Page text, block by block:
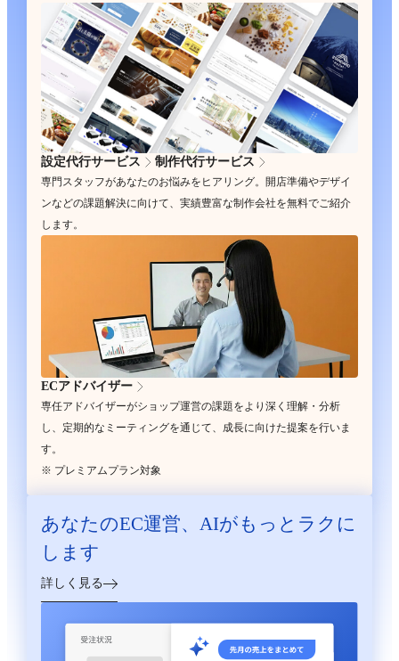
設定代行サービス 制作代行サービス
専門スタッフがあなたのお悩みをヒアリング。開店準備やデザイ
ンなどの課題解決に向けて、実績豊富な制作会社を無料でご紹介
します。
ECアドバイザー
専任アドバイザーがショップ運営の課題をより深く理解・分析
し、定期的なミーティングを通じて、成長に向けた提案を行いま
す。
※ プレミアムプラン対象
あなたのEC運営、 AIがもっとラクに
します
詳しく見る